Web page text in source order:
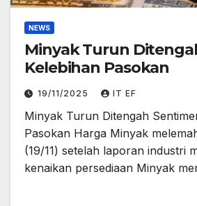
NEWS
Minyak Turun
Kelebihan Pasokan
19/11/2025 IT EF
Minyak Turun Ditengah
Pasokan Harga Minyak
(19/11) setelah laporan industri
kenaikan persediaan Minyak